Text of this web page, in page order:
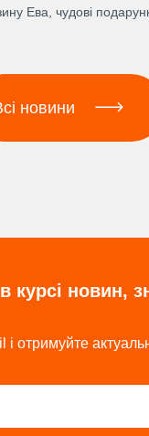
Ева, чудові
новини
курсі новин,
і отримуйте